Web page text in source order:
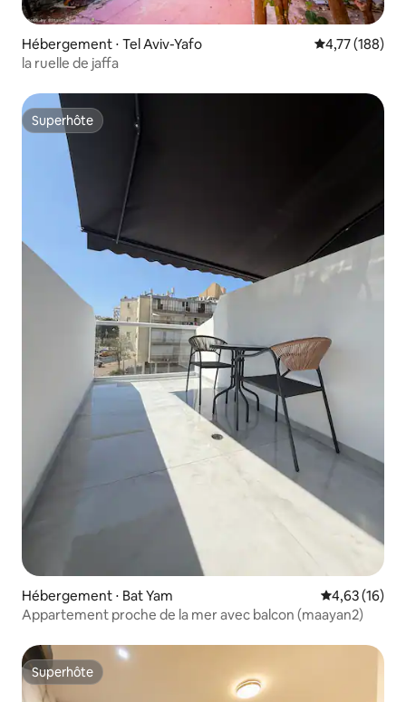
Hébergement ⋅ Tel Aviv-Yafo Évaluation
4,77 (188)
la ruelle de jaffa
Superhôte
Superhôte
Hébergement ⋅ Bat Yam Évaluation
4,63 (16)
Appartement proche de la mer avec balcon (maayan2)
Superhôte
Superhôte